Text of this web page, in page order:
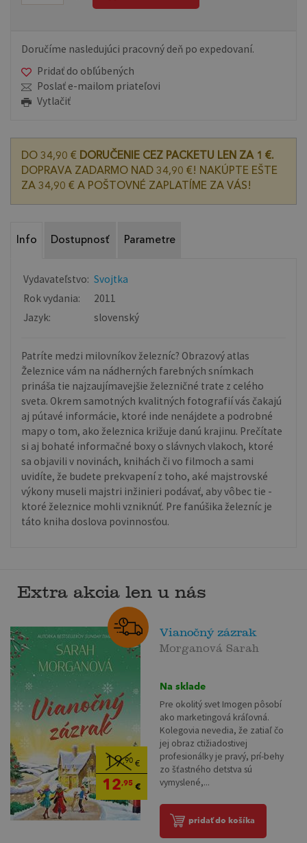
Doručíme nasledujúci pracovný deň po expedovaní.
Pridať do obľúbených
Poslať e-mailom priateľovi
Vytlačiť
DO 34,90 € DORUČENIE CEZ PACKETU LEN ZA 1 €.
DOPRAVA ZADARMO NAD 34,90 €! NAKÚPTE EŠTE
ZA 34,90 € A POŠTOVNÉ ZAPLATÍME ZA VÁS!
Info Dostupnosť Parametre
Vydavateľstvo: Svojtka
Rok vydania:
2011
Jazyk:
slovenský
Patríte medzi milovníkov železníc? Obrazový atlas
Železnice vám na nádherných farebných snímkach
prináša tie najzaujímavejšie železničné trate z celého
sveta. Okrem samotných kvalitných fotografií vás čakajú
aj pútavé informácie, ktoré inde nenájdete a podrobné
mapy o tom, ako železnica križuje danú krajinu. Prečítate
si aj bohaté informačné boxy o slávnych vlakoch, ktoré
sa objavili v novinách, knihách či vo filmoch a sami
uvidíte, že budete prekvapení z toho, aké majstrovské
výkony museli majstri inžinieri podávať, aby vôbec tie -
ktoré železnice mohli vzniknúť. Pre fanúšika železníc je
táto kniha doslova povinnosťou.
Extra akcia len u nás
19,90€
12,95€
Vianočný zázrak
Morganová Sarah
Na sklade
Pre okolitý svet Imogen pôsobí
ako marketingová kráľovná.
Kolegovia nevedia, že zatiaľ čo
jej obraz ctižiadostivej
profesionálky je pravý, prí-behy
zo šťastného detstva sú
vymyslené,...
pridať do košíka